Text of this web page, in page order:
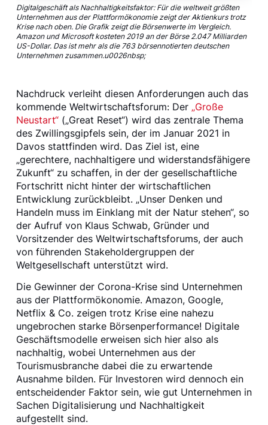
Digitalgeschäft als Nachhaltigkeitsfaktor: Für die weltweit größten
Unternehmen aus der Plattformökonomie zeigt der Aktienkurs trotz
Krise nach oben. Die Grafik zeigt die Börsenwerte im Vergleich.
Amazon und Microsoft kosteten 2019 an der Börse 2.047 Milliarden
US-Dollar. Das ist mehr als die 763 börsennotierten deutschen
Unternehmen zusammen.u0026nbsp;
Nachdruck verleiht diesen Anforderungen auch das
kommende Weltwirtschaftsforum: Der „Große
Neustart“(„Great Reset“) wird das zentrale Thema
des Zwillingsgipfels sein, der im Januar 2021 in
Davos stattfinden wird. Das Ziel ist, eine
„gerechtere, nachhaltigere und widerstandsfähigere
Zukunft“ zu schaffen, in der der gesellschaftliche
Fortschritt nicht hinter der wirtschaftlichen
Entwicklung zurückbleibt. „Unser Denken und
Handeln muss im Einklang mit der Natur stehen“, so
der Aufruf von Klaus Schwab, Gründer und
Vorsitzender des Weltwirtschaftsforums, der auch
von führenden Stakeholdergruppen der
Weltgesellschaft unterstützt wird.
Die Gewinner der Corona-Krise sind Unternehmen
aus der Plattformökonomie. Amazon, Google,
Netflix & Co. zeigen trotz Krise eine nahezu
ungebrochen starke Börsenperformance! Digitale
Geschäftsmodelle erweisen sich hier also als
nachhaltig, wobei Unternehmen aus der
Tourismusbranche dabei die zu erwartende
Ausnahme bilden. Für Investoren wird dennoch ein
entscheidender Faktor sein, wie gut Unternehmen in
Sachen Digitalisierung und Nachhaltigkeit
aufgestellt sind.